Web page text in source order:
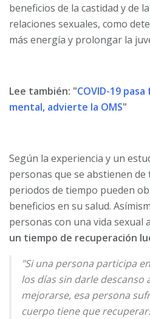
beneficios de la castidad y de
relaciones sexuales, como
más energía y prolongar la
Lee también: "COVID-19
mental, advierte la OMS"
Según la experiencia y un
personas que se abstienen
periodos de tiempo pueden
beneficios en su salud.
personas con una vida sexual
un tiempo de recuperación
"Si una persona participa
los días sin darle descanso
mejorarse, esa persona
cuerpo tiene que